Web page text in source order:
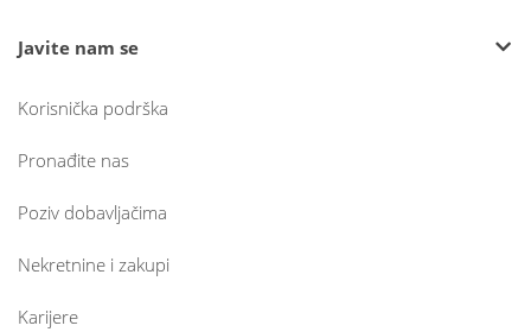
Javite nam se
Korisnička podrška
Pronađite nas
Poziv dobavljačima
Nekretnine i zakupi
Karijere